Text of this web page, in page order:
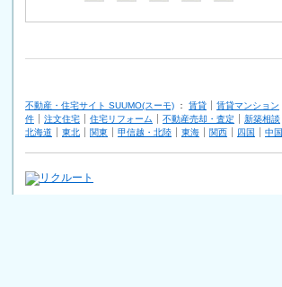
不動産・住宅サイト SUUMO(スーモ) ： 賃貸 賃貸マンション
件
注文住宅 住宅リフォーム 不動産売却・査定 新築相談
北海道
東北 関東 甲信越・北陸 東海 関西 四国 中国